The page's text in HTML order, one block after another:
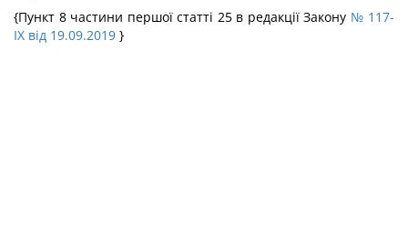
{Пункт 8 частини першої статті 25 в редакції Закону № 117-
IX від 19.09.2019 }